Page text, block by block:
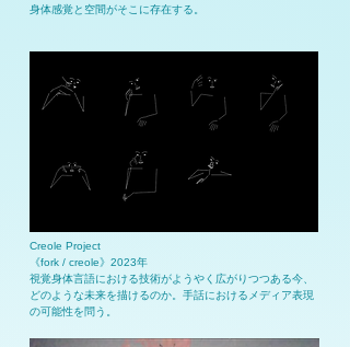
身体感覚と空間がそこに存在する。
Creole Project
《fork / creole》2023年
視覚身体言語における技術がようやく広がりつつある今、
どのような未来を描けるのか。手話におけるメディア表現
の可能性を問う。